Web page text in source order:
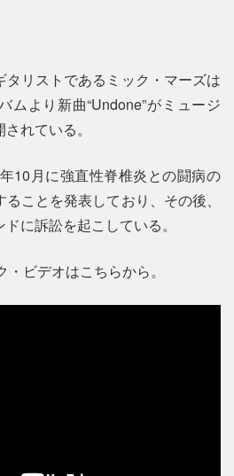
タリストであるミック・マーズは
ムより新曲“Undone”がミュージ
れている。
10月に強直性脊椎炎との闘病の
ことを発表しており、その後、
に訴訟を起こしている。
ビデオはこちらから。